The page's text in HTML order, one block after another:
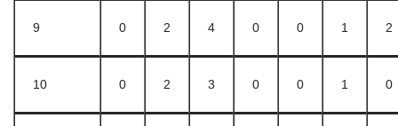
9 0 2 4 0 0 1 2
10 0 2 3 0 0 1 0